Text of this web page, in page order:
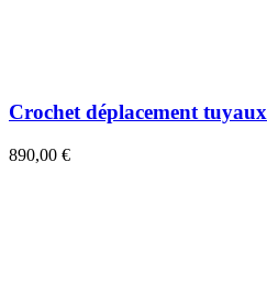
Crochet déplacement tuyaux
890,00 €